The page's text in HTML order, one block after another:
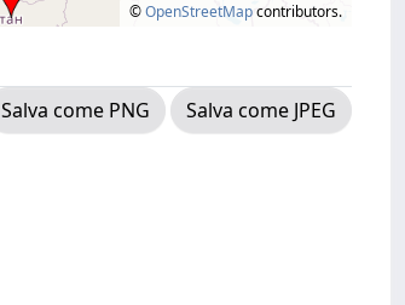
©OpenStreetMapcontributors.
Salva come PNG
Salva come JPEG